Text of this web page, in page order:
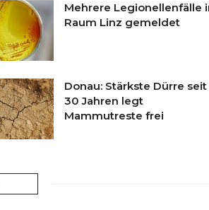
Mehrere Legionellenfälle
Raum Linz gemeldet
Donau: Stärkste Dürre seit
30 Jahren legt
Mammutreste frei